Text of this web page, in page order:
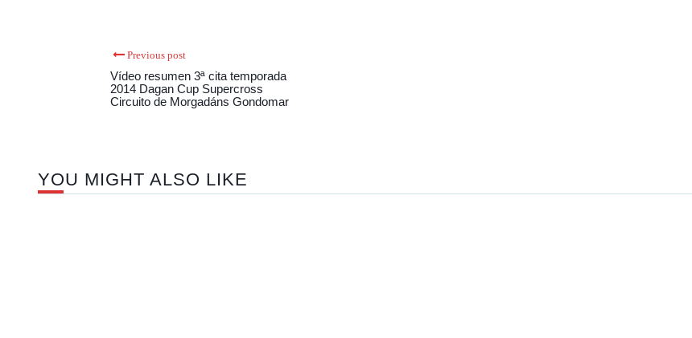
Previous post
Vídeo resumen 3ª cita temporada
2014 Dagan Cup Supercross
Circuito de Morgadáns Gondomar
YOU MIGHT ALSO LIKE